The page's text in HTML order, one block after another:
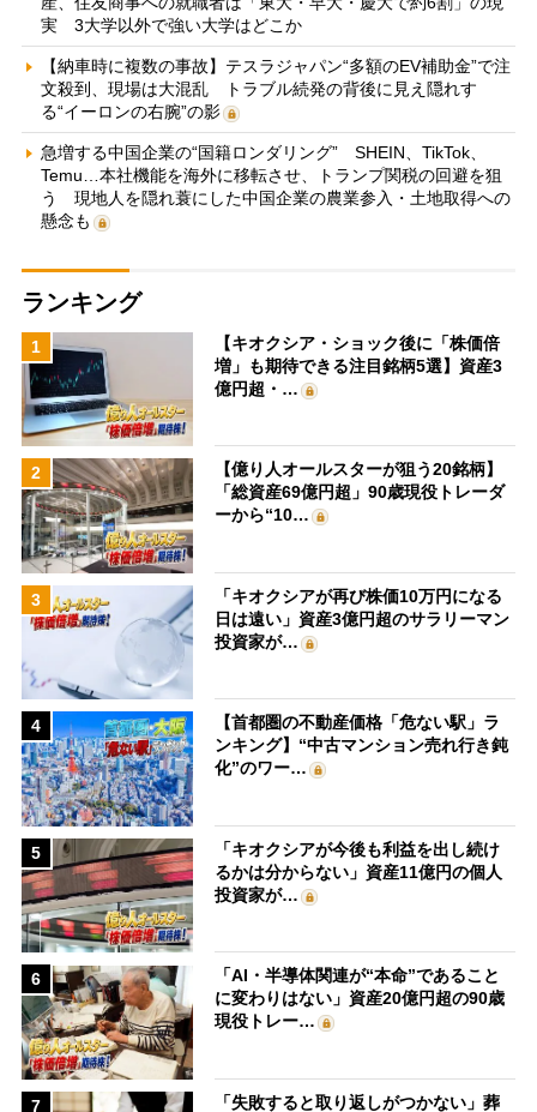
実 3大学以外で強い大学はどこか
【納車時に複数の事故】テスラジャパン“多額のEV補助金”で注
文殺到、現場は大混乱 トラブル続発の背後に見え隠れす
る“イーロンの右腕”の影
急増する中国企業の“国籍ロンダリング” SHEIN、TikTok、
Temu…本社機能を海外に移転させ、トランプ関税の回避を狙
う 現地人を隠れ蓑にした中国企業の農業参入・土地取得への
懸念も
ランキング
1
【キオクシア・ショック後に「株価倍
増」も期待できる注目銘柄5選】資産3
億円超・…
2
【億り人オールスターが狙う20銘柄】
「総資産69億円超」90歳現役トレーダ
ーから“10…
3
「キオクシアが再び株価10万円になる
日は遠い」資産3億円超のサラリーマン
投資家が…
4
【首都圏の不動産価格「危ない駅」ラ
ンキング】“中古マンション売れ行き鈍
化”のワー…
5
「キオクシアが今後も利益を出し続け
るかは分からない」資産11億円の個人
投資家が…
6
「AI・半導体関連が“本命”であること
に変わりはない」資産20億円超の90歳
現役トレー…
7 「失敗すると取り返しがつかない」葬